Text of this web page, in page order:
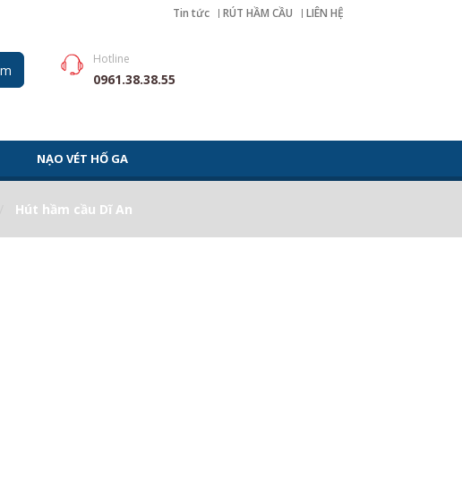
Tin tức RÚT HẦM CẦU LIÊN HỆ
Hotline
0961.38.38.55
NẠO VÉT HỐ GA
Hút hầm cầu Dĩ An